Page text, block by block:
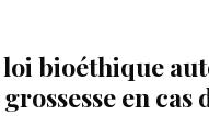
bioéthique
en cas